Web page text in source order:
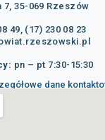
7, 35-069 Rzeszów
49, (17) 230 08 23
pn – pt 7:30-15:30
dane